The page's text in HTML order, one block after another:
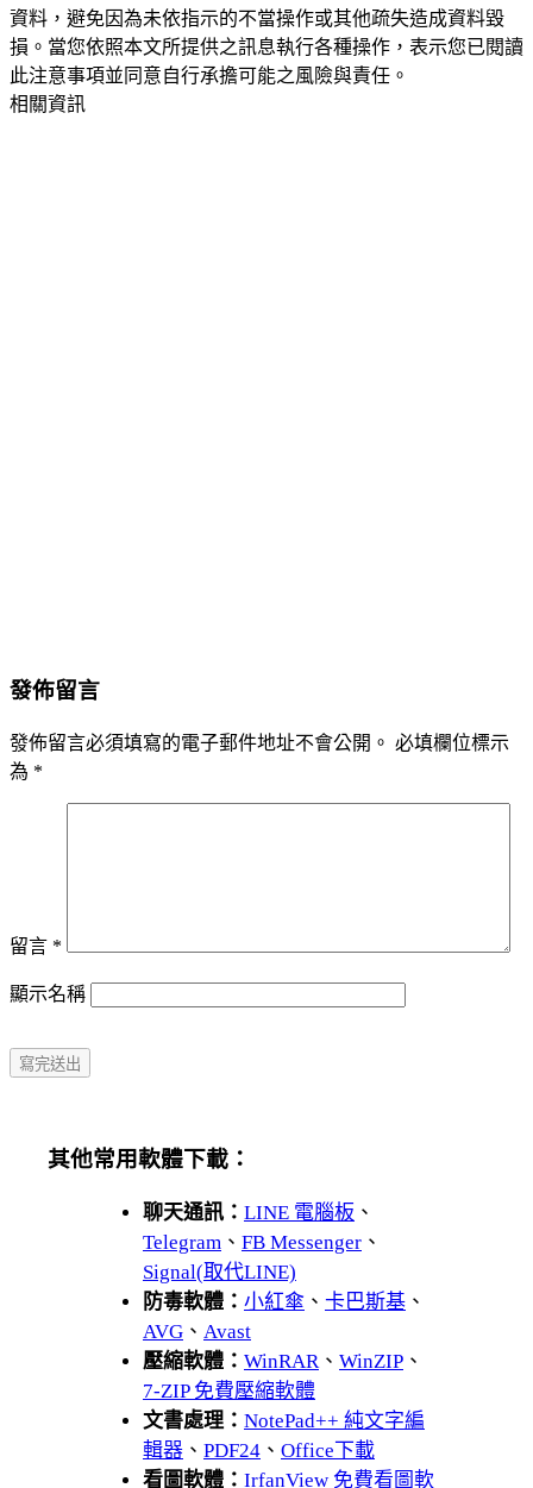
資料，避免因為未依指示的不當操作或其他疏失造成資料毀
損。當您依照本文所提供之訊息執行各種操作，表示您已閱讀
此注意事項並同意自行承擔可能之風險與責任。
相關資訊
發佈留言
發佈留言必須填寫的電子郵件地址不會公開。 必填欄位標示
為 *
留言 *
顯示名稱
其他常用軟體下載：
聊天通訊： LINE 電腦板 、
Telegram 、 FB Messenger 、
Signal(取代LINE)
防毒軟體： 小紅傘 、 卡巴斯基 、
AVG 、 Avast
壓縮軟體： WinRAR、 WinZIP 、
7-ZIP 免費壓縮軟體
文書處理： NotePad++ 純文字編
輯器 、 PDF24 、 Office下載
看圖軟體： IrfanView 免費看圖軟